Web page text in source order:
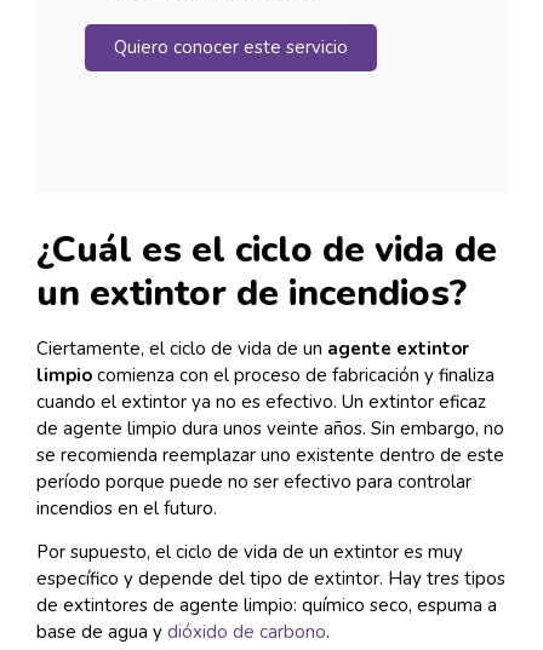
Quiero conocer este servicio
¿Cuál es el ciclo de vida de
un extintor de incendios?
Ciertamente, el ciclo de vida de un agente extintor
limpio comienza con el proceso de fabricación y finaliza
cuando el extintor ya no es efectivo. Un extintor eficaz
de agente limpio dura unos veinte años. Sin embargo, no
se recomienda reemplazar uno existente dentro de este
período porque puede no ser efectivo para controlar
incendios en el futuro.
Por supuesto, el ciclo de vida de un extintor es muy
específico y depende del tipo de extintor. Hay tres tipos
de extintores de agente limpio: químico seco, espuma a
base de agua y dióxido de carbono.